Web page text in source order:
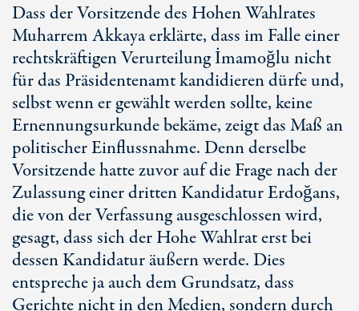
Dass der Vorsitzende des Hohen Wahlrates
Muharrem Akkaya erklärte, dass im Falle einer
rechtskräftigen Verurteilung İmamoğlu nicht
für das Präsidentenamt kandidieren dürfe und,
selbst wenn er gewählt werden sollte, keine
Ernennungsurkunde bekäme, zeigt das Maß an
politischer Einflussnahme. Denn derselbe
Vorsitzende hatte zuvor auf die Frage nach der
Zulassung einer dritten Kandidatur Erdoğans,
die von der Verfassung ausgeschlossen wird,
gesagt, dass sich der Hohe Wahlrat erst bei
dessen Kandidatur äußern werde. Dies
entspreche ja auch dem Grundsatz, dass
Gerichte nicht in den Medien, sondern durch